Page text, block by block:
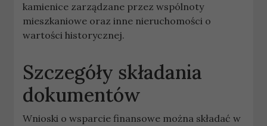
kamienice zarządzane przez wspólnoty
mieszkaniowe oraz inne nieruchomości o
wartości historycznej.
Szczegóły składania
dokumentów
Wnioski o wsparcie finansowe można składać w